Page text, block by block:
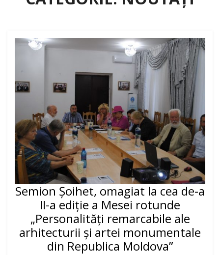
Semion Șoihet, omagiat la cea de-a
II-a ediție a Mesei rotunde
„Personalități remarcabile ale
arhitecturii și artei monumentale
din Republica Moldova”